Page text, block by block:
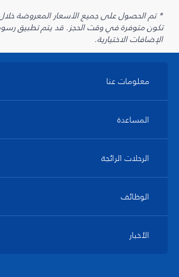
تكون متوفرة في وقت الحجز. قد يتم تطبيق
الإضافات الاختيارية.
معلومات عنا
المساعدة
الرحلات الرائجة
الوظائف
الأخبار